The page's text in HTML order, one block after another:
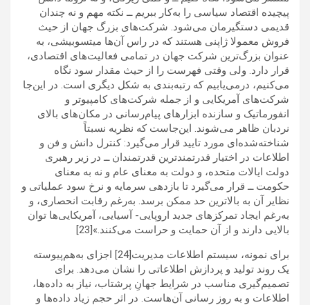
پیچیده اقتصاد سیاسی را به‌کار ببریم ــ نکته مهم و نه چندان
قدیمی دستگیرمان می‌شود. شرکت‌های بزرگ جهان از حیث
فروش معمولا ژاپنی هستند که در راس آن‌ها میتسوبیشی، به
عنوان بزرگ‌ترین شرکت جهان در تمامی فعالیت‌های اقتصادی،
قرار دارد. ولی وقتی فهرست را از حیث مقدار سود نگاه
می‌کنیم، درمی‌یابیم که رتبه‌بندی به شکل دیگری است. در این‌جا
شرکت‌های آمریکایی و از جمله شرکت‌های کامپیوتر و
انفورماتیک و سازنده ابزارهای پیام‌رسانی در مکان‌های بالای
نردبان ظاهر می‌شوند. این‌جاست که نظریه نسبتاً
شناخته‌شده‌ای مورد تایید قرار می‌گیرد: کنترل دانش و فن و
اطلاعات در اختیار قدرتمندترین قدرتمندان ــ در زیر رهبری
دولت ایالات متحده، و دولت به معنای عام و نه به معنای
حکومت ــ قرار می‌گیرد تا بازدهی سرمایه و نرخ سود عملیاتی و
نظایر آن به بالاترین حد ممکن برسد. به‌رغم رقابت انحصاری، و
به‌رغم ایجاد تمرکزهای جدید اروپایی- آسیایی، آمریکایی‌ها توان
بالایی دارند و از آن حمایت و حراست می‌کنند.»[23]
برای نمونه، سیستم اطلاعات مدیریت[24] اجزای به‌هم‌پیوسته
یک روند تولید و پردازش اطلاعاتی را نشان می‌دهد. برای
تصمیم‌گیری مناسب در شرایط جهانِ پرشتاب، نیاز به داده‌ها،
اطلاعات و به روز رسانی آن‌هاست. در اثر حجم زیاد داده‌ها و